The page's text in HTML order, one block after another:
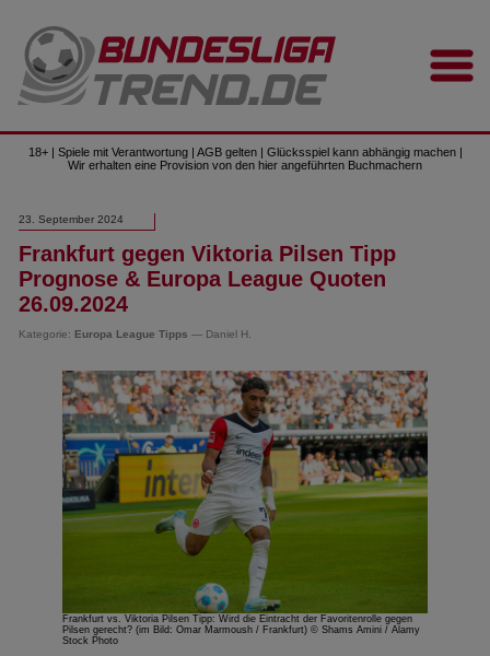
18+ | Spiele mit Verantwortung | AGB gelten | Glücksspiel kann abhängig machen |
Wir erhalten eine Provision von den hier angeführten Buchmachern
23. September 2024
Frankfurt gegen Viktoria Pilsen Tipp
Prognose & Europa League Quoten
26.09.2024
Kategorie: Europa League Tipps — Daniel H.
Frankfurt vs. Viktoria Pilsen Tipp: Wird die Eintracht der Favoritenrolle gegen
Pilsen gerecht? (im Bild: Omar Marmoush / Frankfurt) © Shams Amini / Alamy
Stock Photo